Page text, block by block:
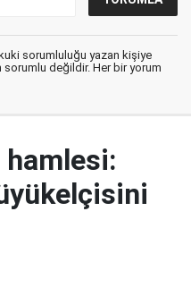
sorumluluğu yazan kişiye
sorumlu değildir. Her bir yorum
hamlesi: